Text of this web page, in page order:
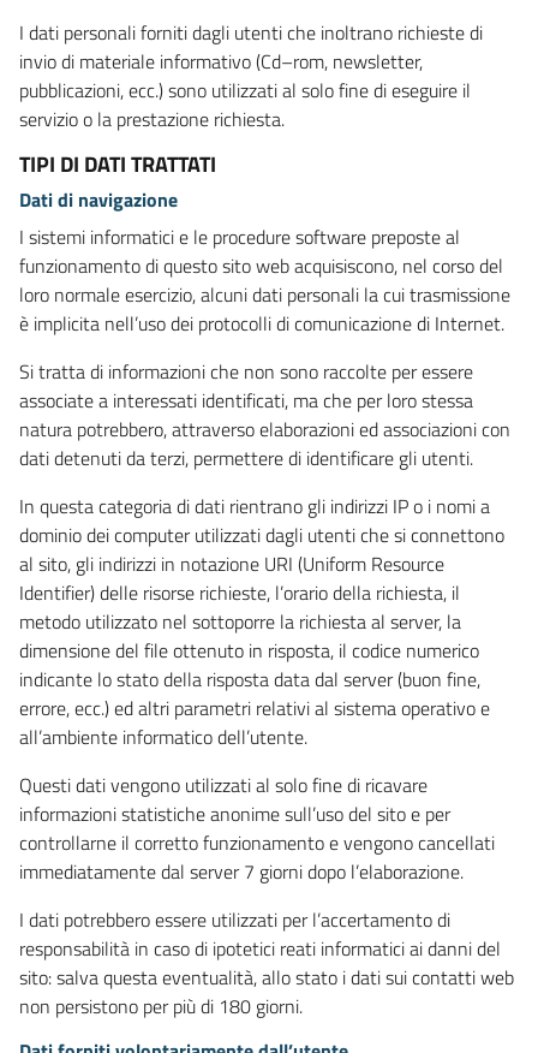
I dati personali forniti dagli utenti che inoltrano richieste di
invio di materiale informativo (Cd–rom, newsletter,
pubblicazioni, ecc.) sono utilizzati al solo fine di eseguire il
servizio o la prestazione richiesta.
TIPI DI DATI TRATTATI
Dati di navigazione
I sistemi informatici e le procedure software preposte al
funzionamento di questo sito web acquisiscono, nel corso del
loro normale esercizio, alcuni dati personali la cui trasmissione
è implicita nell’uso dei protocolli di comunicazione di Internet.
Si tratta di informazioni che non sono raccolte per essere
associate a interessati identificati, ma che per loro stessa
natura potrebbero, attraverso elaborazioni ed associazioni con
dati detenuti da terzi, permettere di identificare gli utenti.
In questa categoria di dati rientrano gli indirizzi IP o i nomi a
dominio dei computer utilizzati dagli utenti che si connettono
al sito, gli indirizzi in notazione URI (Uniform Resource
Identifier) delle risorse richieste, l’orario della richiesta, il
metodo utilizzato nel sottoporre la richiesta al server, la
dimensione del file ottenuto in risposta, il codice numerico
indicante lo stato della risposta data dal server (buon fine,
errore, ecc.) ed altri parametri relativi al sistema operativo e
all’ambiente informatico dell’utente.
Questi dati vengono utilizzati al solo fine di ricavare
informazioni statistiche anonime sull’uso del sito e per
controllarne il corretto funzionamento e vengono cancellati
immediatamente dal server 7 giorni dopo l’elaborazione.
I dati potrebbero essere utilizzati per l’accertamento di
responsabilità in caso di ipotetici reati informatici ai danni del
sito: salva questa eventualità, allo stato i dati sui contatti web
non persistono per più di 180 giorni.